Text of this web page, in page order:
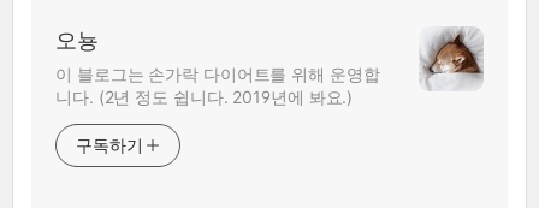
오뇽
이 블로그는 손가락 다이어트를 위해 운영합
니다. (2년 정도 쉽니다. 2019년에 봐요.)
구독하기